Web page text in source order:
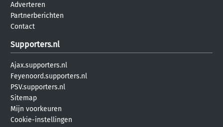
Adverteren
Partnerberichten
Contact
Supporters.nl
Ajax.supporters.nl
Feyenoord.supporters.nl
PSV.supporters.nl
Sitemap
Mijn voorkeuren
Cookie-instellingen